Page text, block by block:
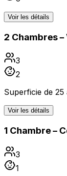
Voir les détails
2 Chambres
3
2
Superficie de 25
Voir les détails
1 Chambre –
3
1